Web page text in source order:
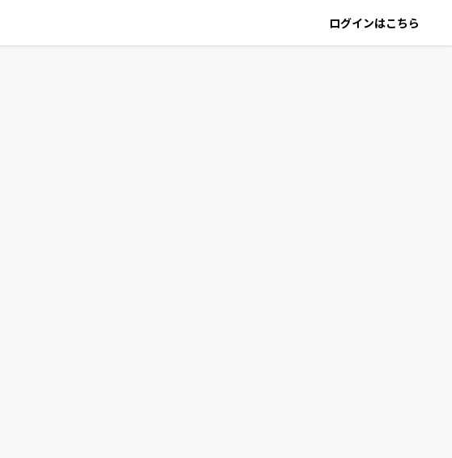
ログインはこちら